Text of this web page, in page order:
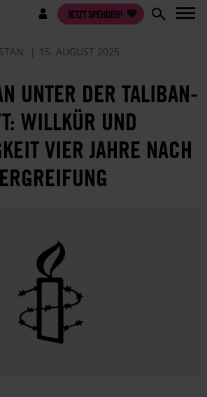
JETZT SPENDEN!
15. AUGUST 2025
UNTER DER TALIBAN-
WILLKÜR UND
VIER JAHRE NACH